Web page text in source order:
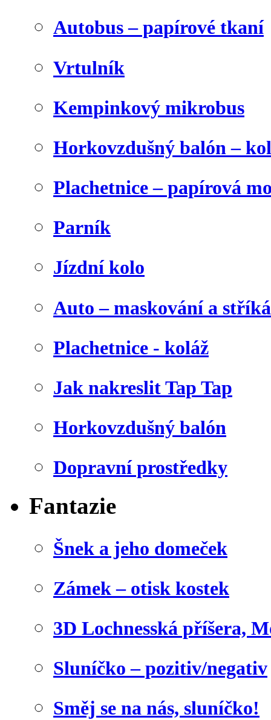
Autobus – papírové tkaní
Vrtulník
Kempinkový mikrobus
Horkovzdušný balón –
Plachetnice – papírová
Parník
Jízdní kolo
Auto – maskování a
Plachetnice - koláž
Jak nakreslit Tap Tap
Horkovzdušný balón
Dopravní prostředky
Fantazie
Šnek a jeho domeček
Zámek – otisk kostek
3D Lochnesská příšera,
Sluníčko – pozitiv/negativ
Směj se na nás, sluníčko!